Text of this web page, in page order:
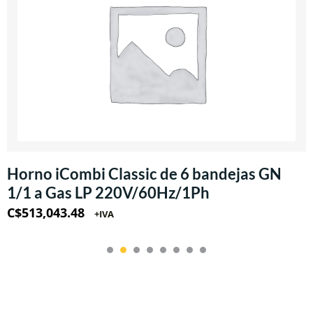
Horno iCombi Classic de 6 bandejas GN
1/1 a Gas LP 220V/60Hz/1Ph
C$513,043.48 +IVA